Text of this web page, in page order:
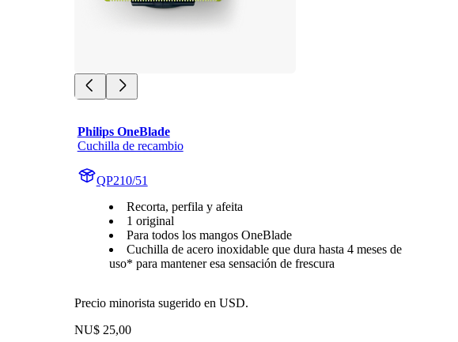
Philips OneBlade
Cuchilla de recambio
QP210/51
Recorta, perfila y afeita
1 original
Para todos los mangos OneBlade
Cuchilla de acero inoxidable que dura hasta 4 meses de
uso* para mantener esa sensación de frescura
Precio minorista sugerido en USD.
NU$ 25,00